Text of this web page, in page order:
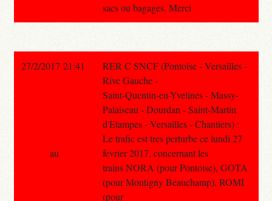
sacs ou bagages. Merci
27/2/2017 21:41
RER C SNCF (Pontoise - Versailles -
Rive Gauche -
Saint-Quentin-en-Yvelines - Massy-
Palaiseau - Dourdan - Saint-Martin
d'Etampes - Versailles - Chantiers) :
Le trafic est tres perturbe ce lundi 27
fevrier 2017, concernant les
trains NORA (pour Pontoise), GOTA
(pour Montigny Beauchamp), ROMI
(pour
au